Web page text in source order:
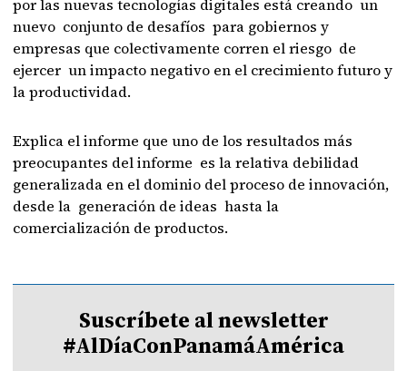
por las nuevas tecnologías digitales está creando un
nuevo conjunto de desafíos para gobiernos y
empresas que colectivamente corren el riesgo de
ejercer un impacto negativo en el crecimiento futuro y
la productividad.
Explica el informe que uno de los resultados más
preocupantes del informe es la relativa debilidad
generalizada en el dominio del proceso de innovación,
desde la generación de ideas hasta la
comercialización de productos.
Suscríbete al newsletter
#AlDíaConPanamáAmérica